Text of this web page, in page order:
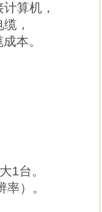
算机，
，
本。
1台。
）。